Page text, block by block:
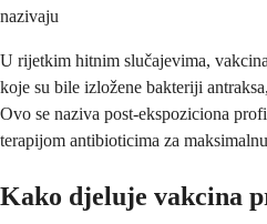
nazivaju
U rijetkim hitnim slučajevima,
koje su bile izložene bakteriji
Ovo se naziva post-ekspoziciona
terapijom antibioticima za
Kako djeluje vakcina